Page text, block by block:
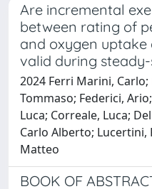
Are incremental
between rating of
and oxygen
valid during
2024 Ferri Marini,
Tommaso; Federici,
Luca; Correale, Luca;
Carlo Alberto; Lucertini,
Matteo
BOOK OF